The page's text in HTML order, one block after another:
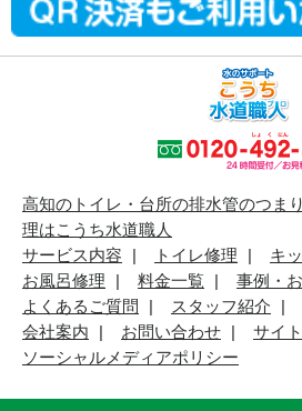
高知のトイレ・台所の排水管のつま
理はこうち水道職人
サービス内容
トイレ修理
キ
お風呂修理
料金一覧
事例・
よくあるご質問
スタッフ紹介
会社案内
お問い合わせ
サイ
ソーシャルメディアポリシー